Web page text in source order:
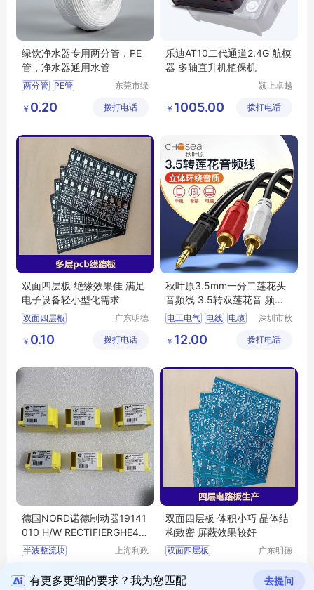
绿饮净水器专用两分管，PE
管，净水器通用水管
两分管 PE管
东莞市绿
备有限公
￥ 0.20 拨打电话
乐迪AT10二代通道2.4G 航模
器 多轴直升机植保机
颍上卓越
有限公司
￥ 1005.00 拨打电话
双面四层板 绝缘效果佳 满足
电子设备轻小型化需求
双面四层板
四层电路板加工
多层pcb线路板
广东明德
有限公司
￥ 0.10 拨打电话
秋叶原3.5mm一分二莲花头
音频线 3.5转双莲花音 频线
QS6721
电工电气 电线 电缆
莲花头音频线
深圳市秋
有限公司
￥ 12.00 拨打电话
德国NORD诺德制动器19141
010 H/W RECTIFIERGHE40
L 230-480V YELLOW半波
整流块
半波整流块
上海利政
有限公司
￥ 360.00 拨打电话
双面四层板 体积小巧 晶体结
构致密 屏蔽效果较好
双面四层板
四层电路板加工
广东明德
有限公司
￥0.10
有更多更细的要求？我为您匹配 去提问